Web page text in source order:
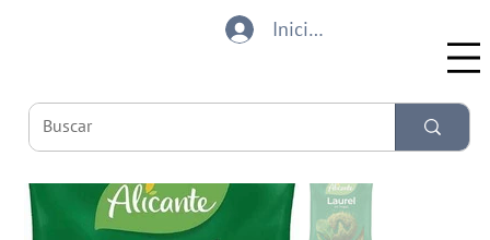
Iniciar sesión